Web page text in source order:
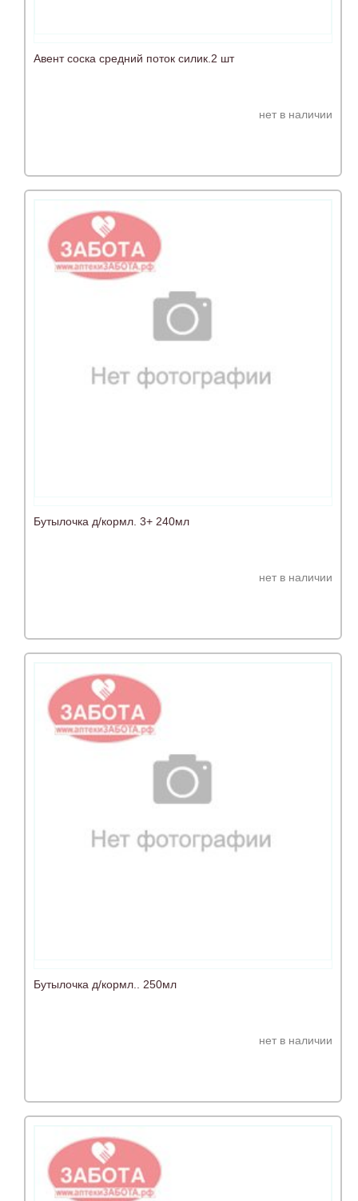
Авент соска средний поток силик.2 шт
нет в наличии
Бутылочка д/кормл. 3+ 240мл
нет в наличии
Бутылочка д/кормл.. 250мл
нет в наличии